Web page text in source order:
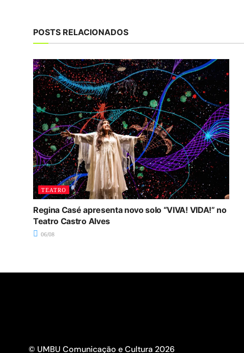
POSTS RELACIONADOS
TEATRO
Regina Casé apresenta novo solo “VIVA! VIDA!” no
Teatro Castro Alves
06/08
© UMBU Comunicação e Cultura 2026